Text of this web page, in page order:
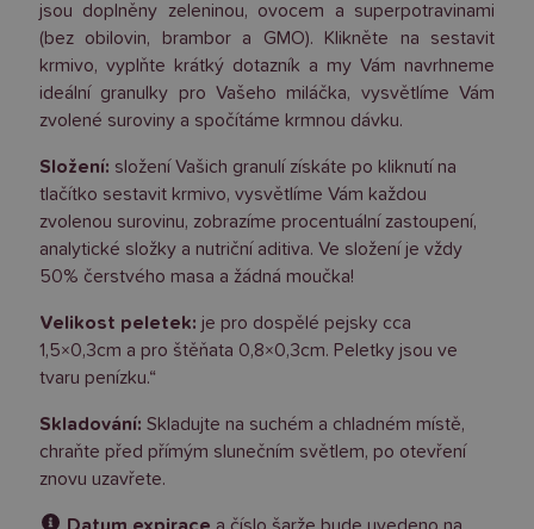
jsou doplněny zeleninou, ovocem a superpotravinami
(bez obilovin, brambor a GMO). Klikněte na sestavit
krmivo, vyplňte krátký dotazník a my Vám navrhneme
ideální granulky pro Vašeho miláčka, vysvětlíme Vám
zvolené suroviny a spočítáme krmnou dávku.
Složení: složení Vašich granulí získáte po kliknutí na
tlačítko sestavit krmivo, vysvětlíme Vám každou
zvolenou surovinu, zobrazíme procentuální zastoupení,
analytické složky a nutriční aditiva. Ve složení je vždy
50% čerstvého masa a žádná moučka!
Velikost peletek: je pro dospělé pejsky cca
1,5×0,3cm a pro štěňata 0,8×0,3cm. Peletky jsou ve
tvaru penízku.“
Skladování: Skladujte na suchém a chladném místě,
chraňte před přímým slunečním světlem, po otevření
znovu uzavřete.